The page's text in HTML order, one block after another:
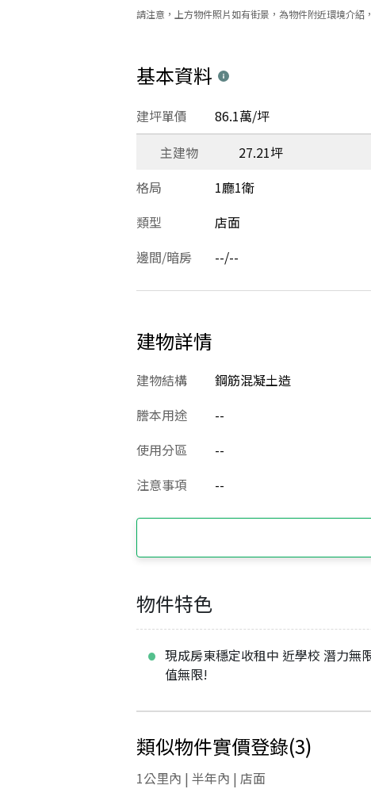
請注意，上方物件照片如有街景，為物件附近環境介紹
基本資料
建坪單價 86.1萬/坪
主建物
27.21坪
格局
1廳1衛
類型
店面
邊間/暗房 --/--
建物詳情
建物結構 鋼筋混凝土造
謄本用途
--
使用分區
--
注意事項
--
物件特色
現成房東穩定收租中 近學校 潛力無
值無限!
類似物件實價登錄(3)
1公里內 | 半年內 | 店面